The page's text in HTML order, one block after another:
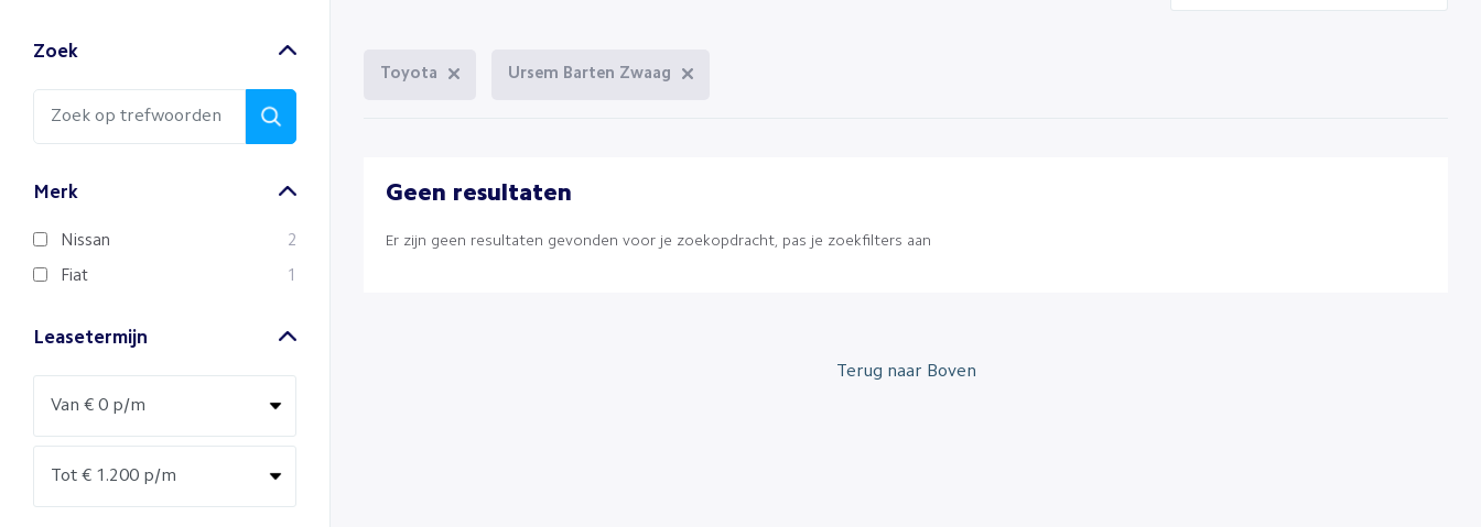
Zoek
Merk
Nissan 2
Fiat 1
Leasetermijn
Toyota Ursem Barten Zwaag
Geen resultaten
Er zijn geen resultaten gevonden voor je zoekopdracht, pas je zoekfilters aan
Terug naar Boven